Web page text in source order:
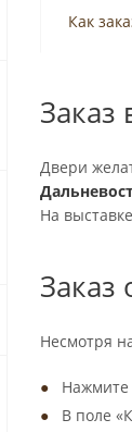
Как
Заказ
Двери
На
Заказ
Несмотря
Нажмите
В поле